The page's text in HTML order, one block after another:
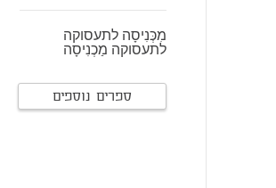
מִכְּנִיסָה לתעסוקה
לתעסוקה מַכְנִיסָה
ספרים נוספים